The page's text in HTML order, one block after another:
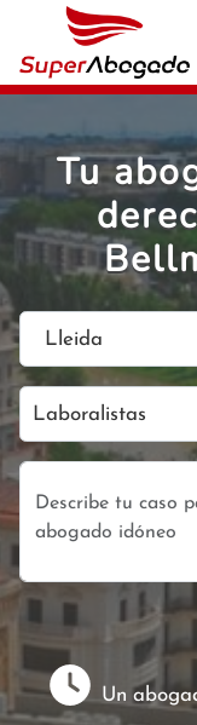
Tu
Lleida
Laboralistas
Un